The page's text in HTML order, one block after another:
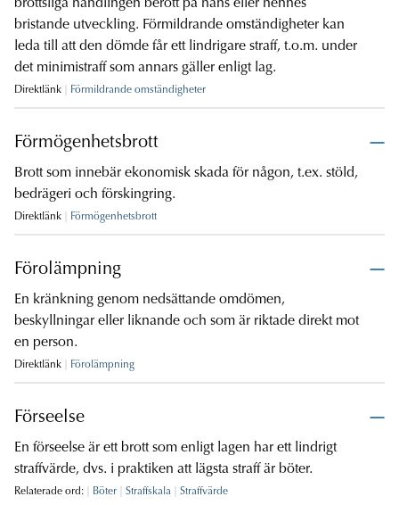
brottsliga handlingen berott på hans eller hennes
bristande utveckling. Förmildrande omständigheter kan
leda till att den dömde får ett lindrigare straff, t.o.m. under
det minimistraff som annars gäller enligt lag.
Direktlänk Förmildrande omständigheter
Förmögenhetsbrott
Brott som innebär ekonomisk skada för någon, t.ex. stöld,
bedrägeri och förskingring.
Direktlänk Förmögenhetsbrott
Förolämpning
En kränkning genom nedsättande omdömen,
beskyllningar eller liknande och som är riktade direkt mot
en person.
Direktlänk Förolämpning
Förseelse
En förseelse är ett brott som enligt lagen har ett lindrigt
straffvärde, dvs. i praktiken att lägsta straff är böter.
Relaterade ord: Böter Straffskala
Straffvärde